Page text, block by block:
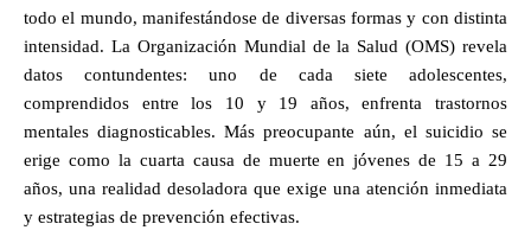
todo el mundo, manifestándose de diversas formas y con distinta
intensidad. La Organización Mundial de la Salud (OMS) revela
datos contundentes: uno de cada siete adolescentes,
comprendidos entre los 10 y 19 años, enfrenta trastornos
mentales diagnosticables. Más preocupante aún, el suicidio se
erige como la cuarta causa de muerte en jóvenes de 15 a 29
años, una realidad desoladora que exige una atención inmediata
y estrategias de prevención efectivas.